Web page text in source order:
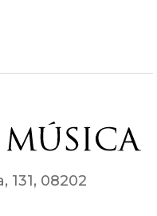
131, 08202